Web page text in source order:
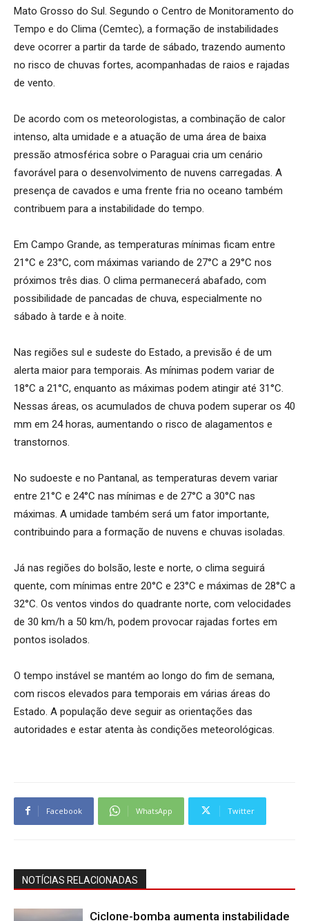
Mato Grosso do Sul. Segundo o Centro de Monitoramento do
Tempo e do Clima (Cemtec), a formação de instabilidades
deve ocorrer a partir da tarde de sábado, trazendo aumento
no risco de chuvas fortes, acompanhadas de raios e rajadas
de vento.
De acordo com os meteorologistas, a combinação de calor
intenso, alta umidade e a atuação de uma área de baixa
pressão atmosférica sobre o Paraguai cria um cenário
favorável para o desenvolvimento de nuvens carregadas. A
presença de cavados e uma frente fria no oceano também
contribuem para a instabilidade do tempo.
Em Campo Grande, as temperaturas mínimas ficam entre
21°C e 23°C, com máximas variando de 27°C a 29°C nos
próximos três dias. O clima permanecerá abafado, com
possibilidade de pancadas de chuva, especialmente no
sábado à tarde e à noite.
Nas regiões sul e sudeste do Estado, a previsão é de um
alerta maior para temporais. As mínimas podem variar de
18°C a 21°C, enquanto as máximas podem atingir até 31°C.
Nessas áreas, os acumulados de chuva podem superar os 40
mm em 24 horas, aumentando o risco de alagamentos e
transtornos.
No sudoeste e no Pantanal, as temperaturas devem variar
entre 21°C e 24°C nas mínimas e de 27°C a 30°C nas
máximas. A umidade também será um fator importante,
contribuindo para a formação de nuvens e chuvas isoladas.
Já nas regiões do bolsão, leste e norte, o clima seguirá
quente, com mínimas entre 20°C e 23°C e máximas de 28°C a
32°C. Os ventos vindos do quadrante norte, com velocidades
de 30 km/h a 50 km/h, podem provocar rajadas fortes em
pontos isolados.
O tempo instável se mantém ao longo do fim de semana,
com riscos elevados para temporais em várias áreas do
Estado. A população deve seguir as orientações das
autoridades e estar atenta às condições meteorológicas.
Facebook WhatsApp Twitter
NOTÍCIAS RELACIONADAS
Ciclone-bomba aumenta instabilidade